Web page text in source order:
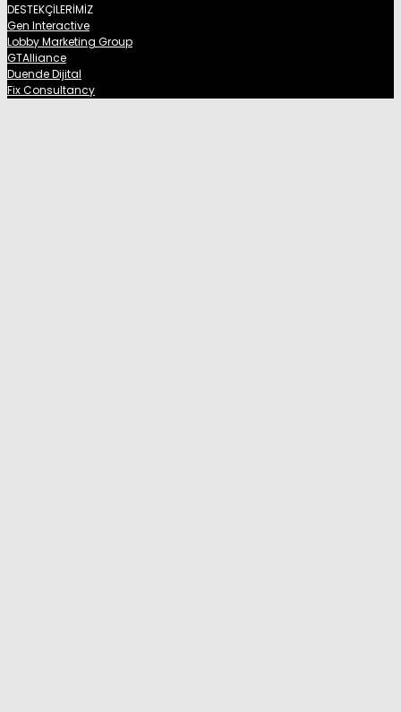
DESTEKÇİLERİMİZ
Gen Interactive
Lobby Marketing Group
GTAlliance
Duende Dijital
Fix Consultancy